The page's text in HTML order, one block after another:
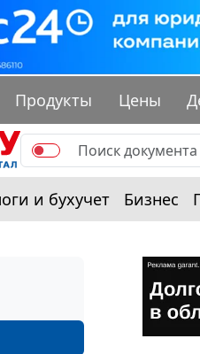
Продукты Цены
и бухучет Бизнес